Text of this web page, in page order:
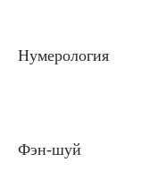
Нумерология
Фэн-шуй